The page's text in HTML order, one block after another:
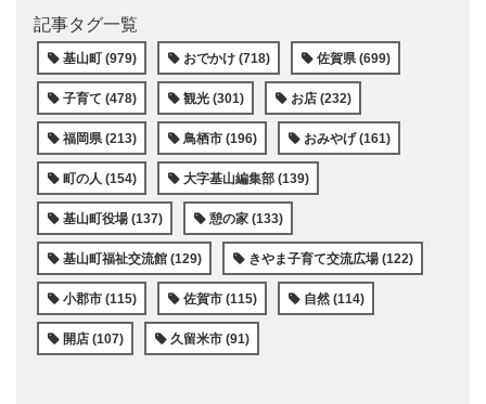
記事タグ一覧
基山町 (979) おでかけ (718) 佐賀県 (699)
子育て (478) 観光 (301) お店 (232)
福岡県 (213) 鳥栖市 (196) おみやげ (161)
町の人 (154) 大字基山編集部 (139)
基山町役場 (137) 憩の家 (133)
基山町福祉交流館 (129) きやま子育て交流広場 (122)
小郡市 (115) 佐賀市 (115) 自然 (114)
開店 (107) 久留米市 (91)